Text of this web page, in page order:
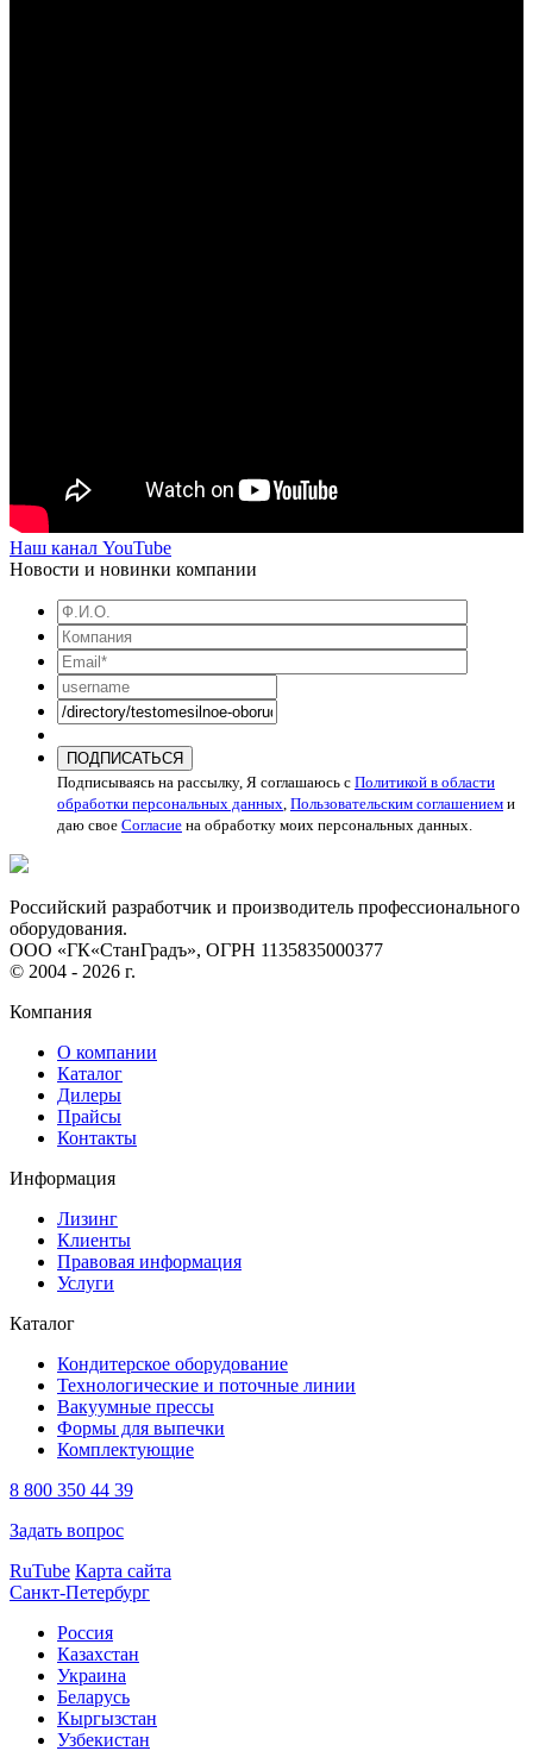
Наш канал YouTube
Новости и новинки компании
ПОДПИСАТЬСЯ
Подписываясь на рассылку, Я соглашаюсь с Политикой в области
обработки персональных данных Пользовательским соглашением и
даю свое Согласие на обработку моих персональных данных.
Российский разработчик и производитель профессионального
оборудования.
ООО «ГК«СтанГрадъ», ОГРН 1135835000377
© 2004 - 2026 г.
Компания
О компании
Каталог
Дилеры
Прайсы
Контакты
Информация
Лизинг
Клиенты
Правовая информация
Услуги
Каталог
Кондитерское оборудование
Технологические и поточные линии
Вакуумные прессы
Формы для выпечки
Комплектующие
8 800 350 44 39
Задать вопрос
RuTube Карта сайта
Санкт-Петербург
Россия
Казахстан
Украина
Беларусь
Кыргызстан
Узбекистан